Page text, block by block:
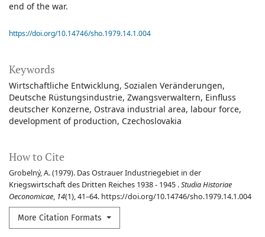
Keywords
Wirtschaftliche Entwicklung Sozialen Veränderungen
Deutsche Rüstungsindustrie Zwangsverwaltern Einfluss
deutscher Konzerne Ostrava industrial area labour force
development of production Czechoslovakia
How to Cite
Grobelný, A. (1979). Das Ostrauer Industriegebiet in der
Kriegswirtschaft des Dritten Reiches 1938 - 1945 .Studia Historiae
Oeconomicae, 14(1), 41–64. https://doi.org/10.14746/sho.1979.14.1.004
More Citation Formats
end of the war.
https://doi.org/10.14746/sho.1979.14.1.004